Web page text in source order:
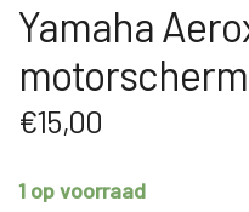
Yamaha
motorscherm
€15,00
1 op voorraad